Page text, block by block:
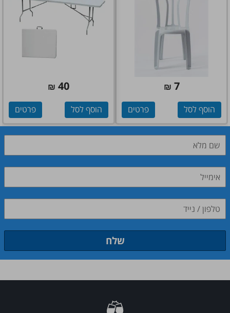
7
₪
הוסף לסל פרטים
40
₪
הוסף לסל פרטים
שלח